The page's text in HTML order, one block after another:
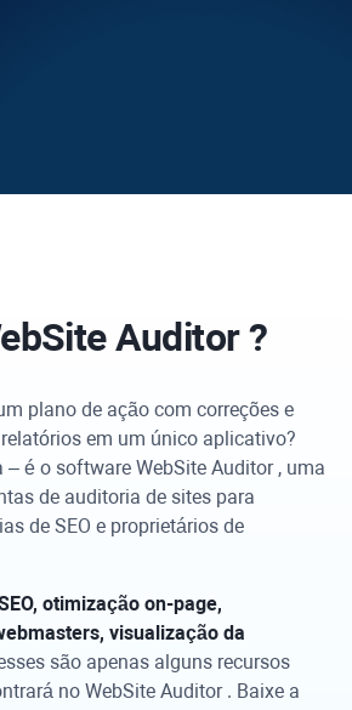
Auditor?
plano de ação com correções e
em um único aplicativo?
– é o software WebSite Auditor, uma
de auditoria de sites para
de SEO e proprietários de
otimização on-page,
visualização da
são apenas alguns recursos
no WebSite Auditor. Baixe a